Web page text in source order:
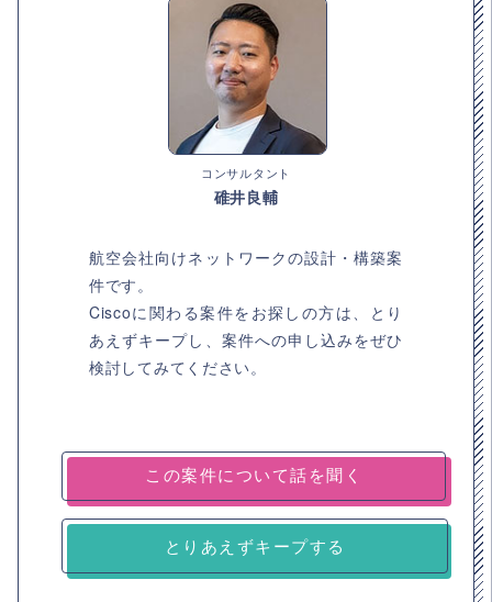
コンサルタント
碓井良輔
航空会社向けネットワークの設計・構築案
件です。
Ciscoに関わる案件をお探しの方は、とり
あえずキープし、案件への申し込みをぜひ
検討してみてください。
とりあえずキープする